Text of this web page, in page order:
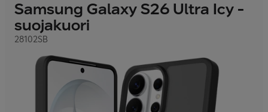
Samsung Galaxy S26 Ultra Icy -
suojakuori
28102SB